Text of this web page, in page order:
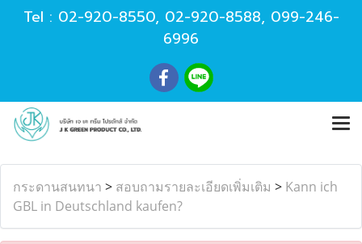
Tel : 02-920-8550, 02-920-8588, 099-246-
6996
กระดานสนทนา > สอบถามรายละเอียดเพิ่มเติม > Kann ich
GBL in Deutschland kaufen?